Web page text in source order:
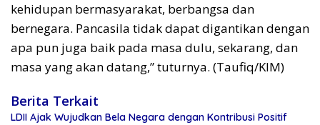
kehidupan bermasyarakat, berbangsa dan
bernegara. Pancasila tidak dapat digantikan dengan
apa pun juga baik pada masa dulu, sekarang, dan
masa yang akan datang,” tuturnya. (Taufiq/KIM)
Berita Terkait
LDII Ajak Wujudkan Bela Negara dengan Kontribusi Positif